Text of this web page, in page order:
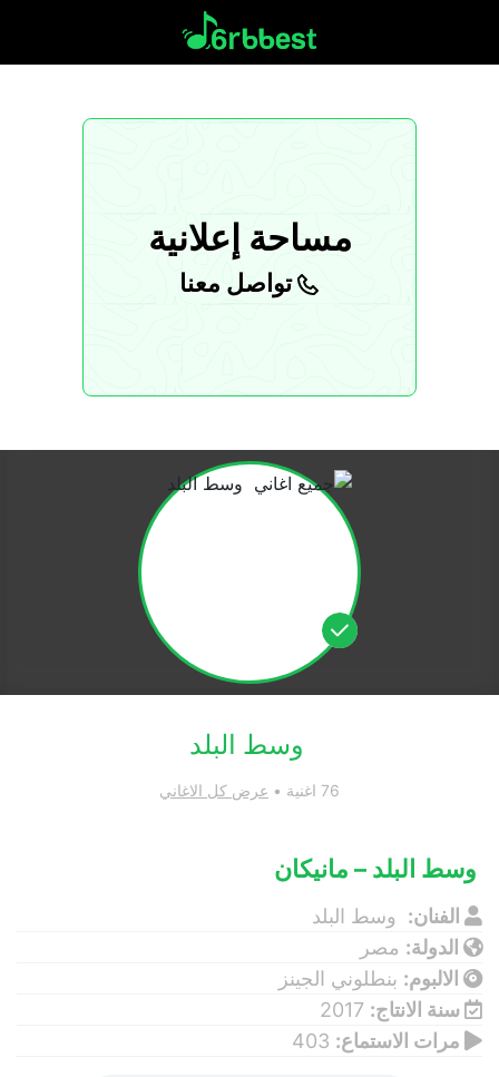
مساحة إعلانية
تواصل معنا
وسط البلد
76 اغنية • عرض كل الاغاني
وسط البلد – مانيكان
الفنان:
وسط البلد
الدولة: مصر
الالبوم: بنطلوني الجينز
سنة الانتاج: 2017
مرات الاستماع: